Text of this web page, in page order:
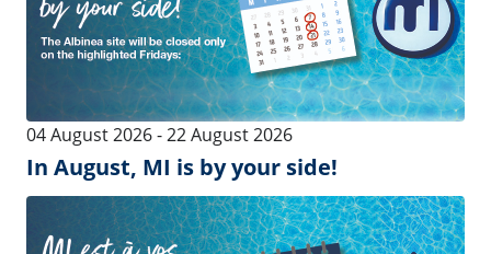
Melkzeuge
AMS Zitzengummis
Zitzengummis
Sammelstücke
Melkzeuge
Schläuche und
Milchfiltern
Schläuche
Pulsation und
Vakuum
Pulsatoren
Vakuumpflege
Vakuumpumpen
Kälberflasche
Kälberflasche